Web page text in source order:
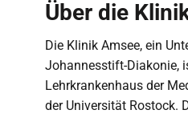
Über die
Die Klinik Amsee, ein
Johannesstift-Diakonie,
Lehrkrankenhaus der
der Universität Rostock.